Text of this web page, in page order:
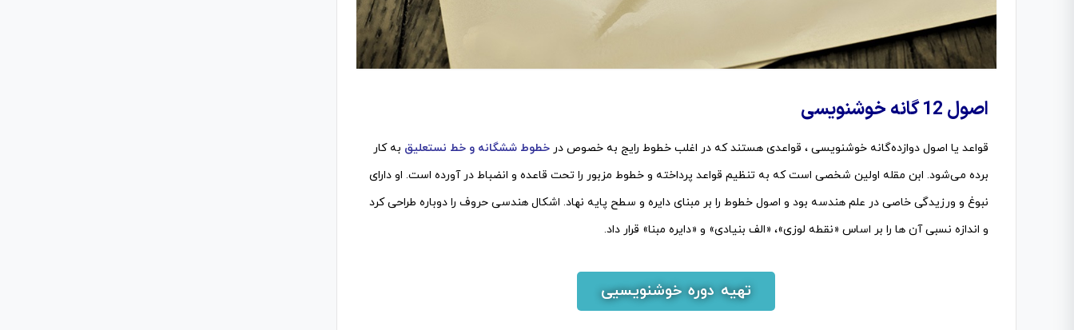
اصول 12 گانه خوشنویسی
قواعد یا اصول دوازده‌گانه خوشنویسی ، قواعدی هستند که در اغلب خطوط رایج به خصوص در خطوط ششگانه و خط نستعلیق به ‌کار
برده می‌شود. ابن مقله اولین شخصی است که به تنظیم قواعد پرداخته و خطوط مزبور را تحت قاعده و انضباط در آورده است. او دارای
نبوغ و ورزیدگی خاصی در علم هندسه بود و اصول خطوط را بر مبنای دایره و سطح پایه نهاد. اشکال هندسی حروف را دوباره طراحی کرد
و اندازه نسبی آن ها را بر اساس «نقطه لوزی»، «الف بنیادی» و «دایره مبنا» قرار داد.
تهیه دوره خوشنویسیی